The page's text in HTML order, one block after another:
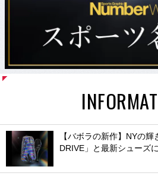
【バボラの新作】NYの
DRIVE」と最新シューズ